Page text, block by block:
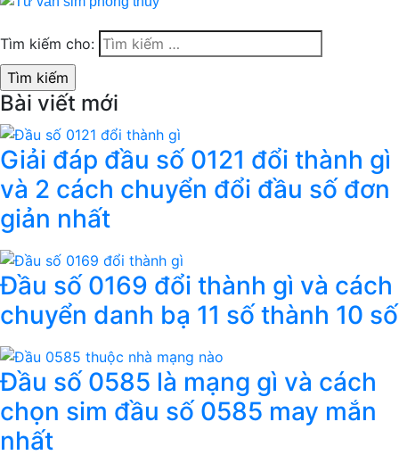
Tìm kiếm cho:
Bài viết mới
Giải đáp đầu số 0121 đổi thành gì
và 2 cách chuyển đổi đầu số đơn
giản nhất
Đầu số 0169 đổi thành gì và cách
chuyển danh bạ 11 số thành 10 số
Đầu số 0585 là mạng gì và cách
chọn sim đầu số 0585 may mắn
nhất